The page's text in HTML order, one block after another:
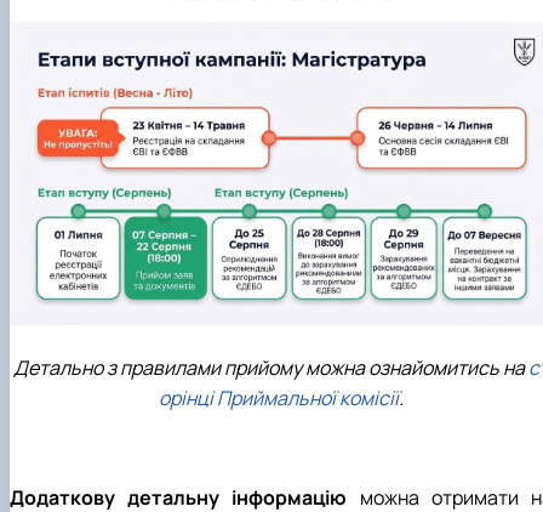
Детально з правилами прийому можна ознайомитись на
орінці Приймальної комісії.
Додаткову детальну інформацію можна отримати